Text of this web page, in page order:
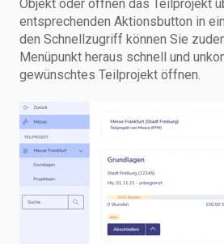
Objekt oder öffnen das Teilprojekt
entsprechenden Aktionsbutton in
den Schnellzugriff können Sie
Menüpunkt heraus schnell und
gewünschtes Teilprojekt öffnen.